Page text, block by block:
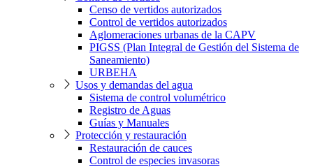
Censo de vertidos autorizados
Control de vertidos autorizados
Aglomeraciones urbanas de la CAPV
PIGSS (Plan Integral de Gestión del Sistema de
Saneamiento)
URBEHA
Usos y demandas del agua
Sistema de control volumétrico
Registro de Aguas
Guías y Manuales
Protección y restauración
Restauración de cauces
Control de especies invasoras